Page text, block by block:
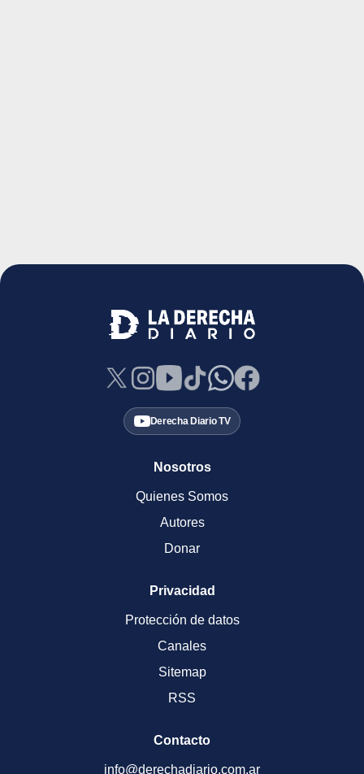
Derecha Diario TV
Nosotros
Quienes Somos
Autores
Donar
Privacidad
Protección de datos
Canales
Sitemap
RSS
Contacto
info@derechadiario.com.ar